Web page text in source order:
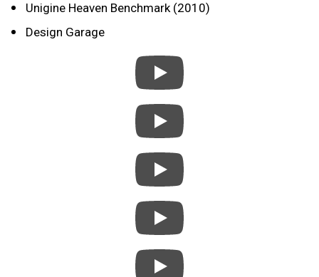
Unigine Heaven Benchmark (2010)
Design Garage